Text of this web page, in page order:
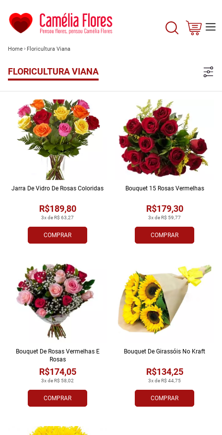
Home Floricultura Viana
FLORICULTURA VIANA
COMPRAR
3x de R$ 63,27
R$189,80
Jarra De Vidro De Rosas Coloridas
COMPRAR
3x de R$ 59,77
R$179,30
Bouquet 15 Rosas Vermelhas
COMPRAR
3x de R$ 58,02
R$174,05
Bouquet De Rosas Vermelhas E
Rosas
COMPRAR
3x de R$ 44,75
R$134,25
Bouquet De Girassóis No Kraft